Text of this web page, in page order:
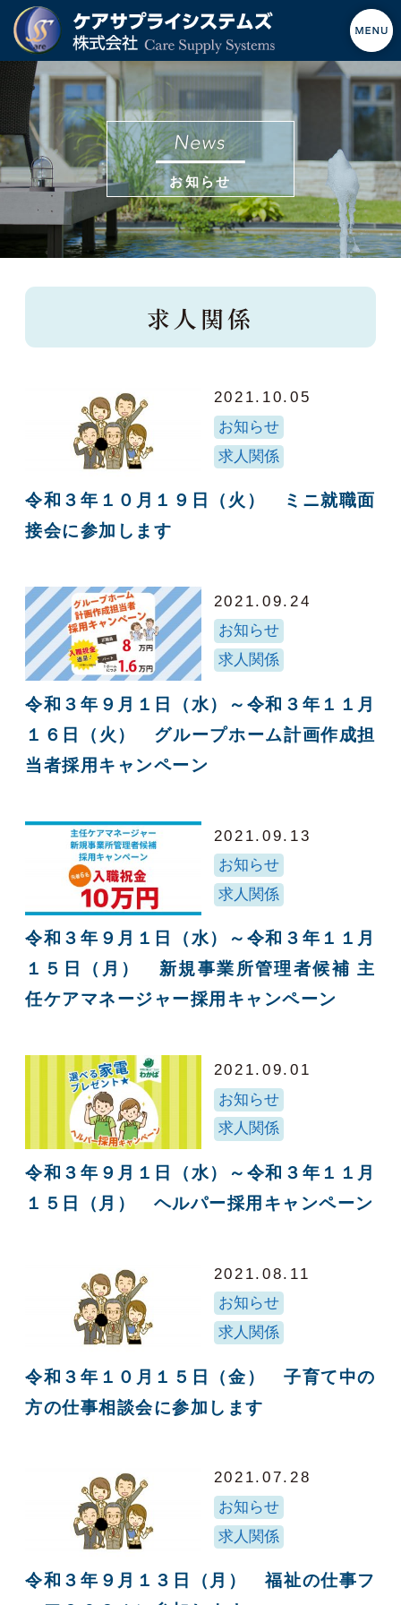
お知らせ
求人関係
2021.10.05
お知らせ
求人関係
令和３年１０月１９日（火） ミニ就職面
接会に参加します
2021.09.24
お知らせ
求人関係
令和３年９月１日（水）～令和３年１１月
１６日（火） グループホーム計画作成担
当者採用キャンペーン
2021.09.13
お知らせ
求人関係
令和３年９月１日（水）～令和３年１１月
１５日（月） 新規事業所管理者候補 主
任ケアマネージャー採用キャンペーン
2021.09.01
お知らせ
求人関係
令和３年９月１日（水）～令和３年１１月
１５日（月） ヘルパー採用キャンペーン
2021.08.11
お知らせ
求人関係
令和３年１０月１５日（金） 子育て中の
方の仕事相談会に参加します
2021.07.28
お知らせ
求人関係
令和３年９月１３日（月） 福祉の仕事フ